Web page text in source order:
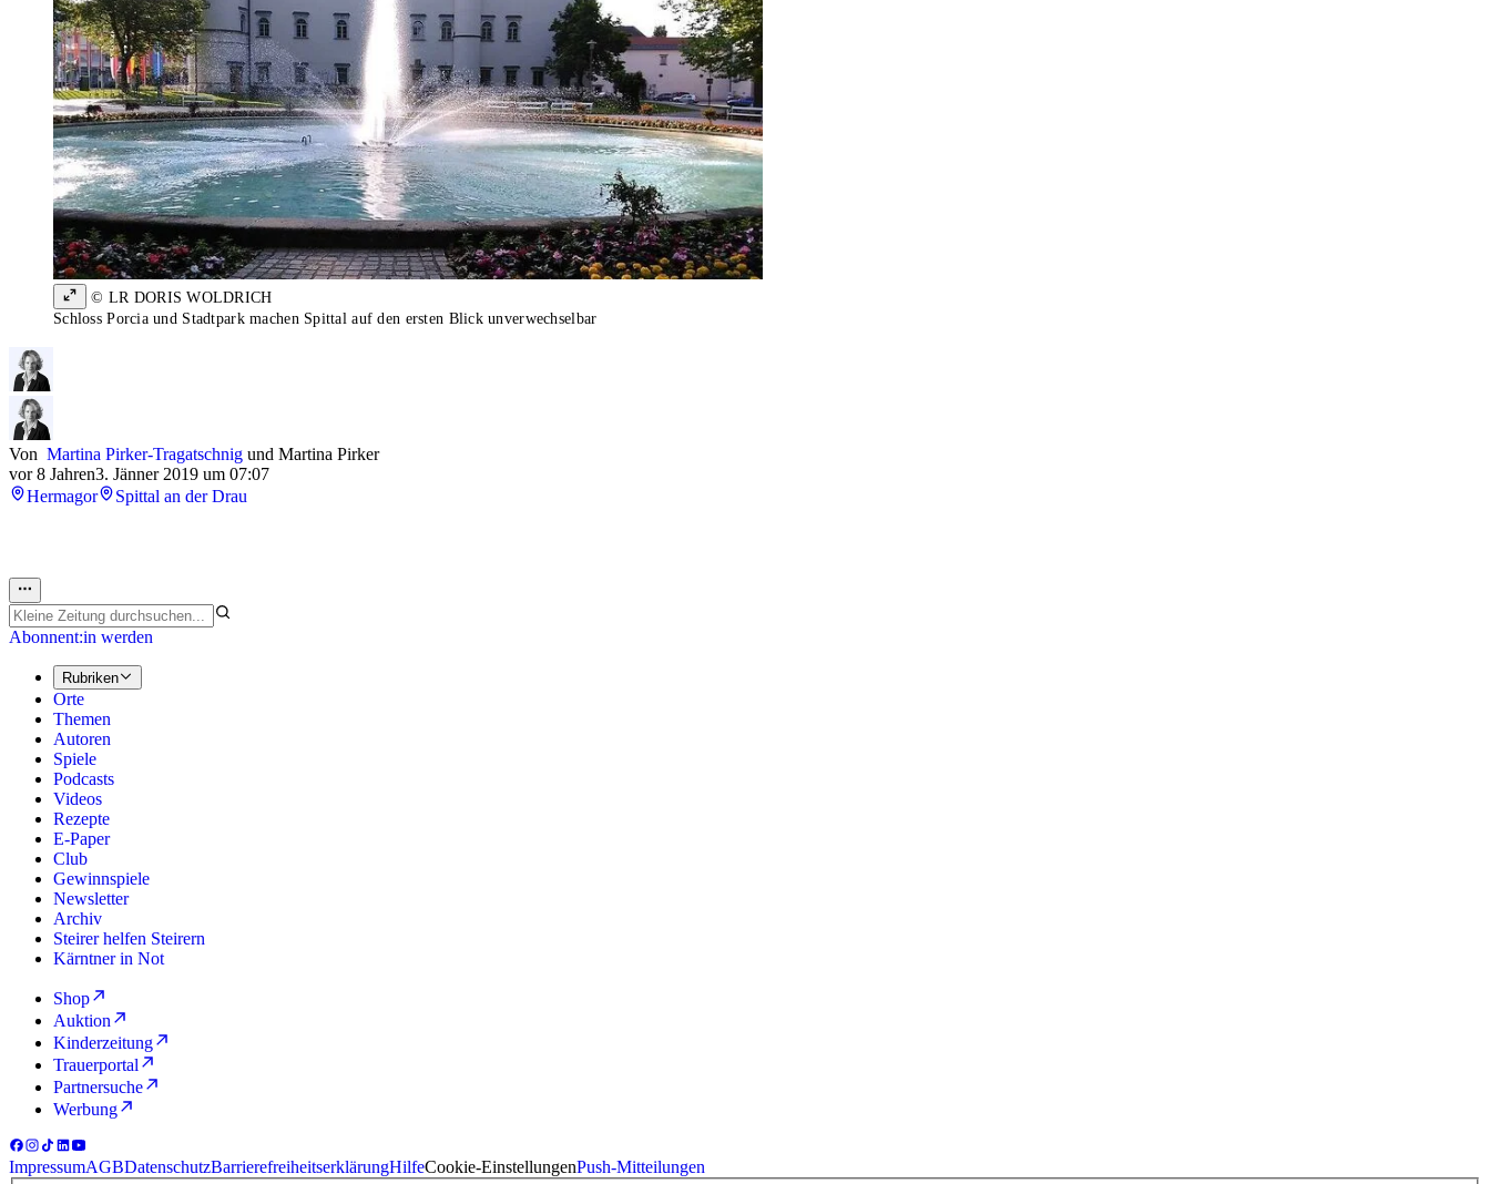
© LR DORIS WOLDRICH
Schloss Porcia und Stadtpark machen Spittal auf den ersten Blick unverwechselbar
Von Martina Pirker-Tragatschnig und Martina Pirker
vor 8 Jahren3. Jänner 2019 um 07:07
Hermagor
Spittal an der Drau
Abonnent:in werden
Rubriken
Orte
Themen
Autoren
Spiele
Podcasts
Videos
Rezepte
E-Paper
Club
Gewinnspiele
Newsletter
Archiv
Steirer helfen Steirern
Kärntner in Not
Shop
Auktion
Kinderzeitung
Trauerportal
Partnersuche
Werbung
ImpressumAGBDatenschutzBarrierefreiheitserklärungHilfeCookie-EinstellungenPush-Mitteilungen